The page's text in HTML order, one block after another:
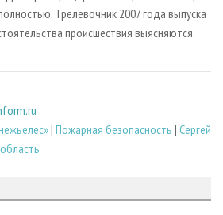
Трелевочник 2007 года выпуска
происшествия выясняются.
| Пожарная безопасность | Сергей